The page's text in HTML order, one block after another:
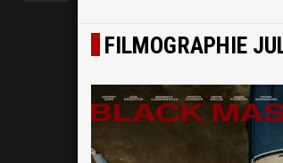
FILMOGRAPHIE